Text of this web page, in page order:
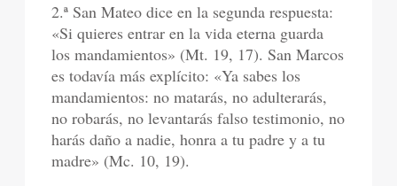
2.ª San Mateo dice en la segunda respuesta:
«Si quieres entrar en la vida eterna guarda
los mandamientos» (Mt. 19, 17). San Marcos
es todavía más explícito: «Ya sabes los
mandamientos: no matarás, no adulterarás,
no robarás, no levantarás falso testimonio, no
harás daño a nadie, honra a tu padre y a tu
madre» (Mc. 10, 19).